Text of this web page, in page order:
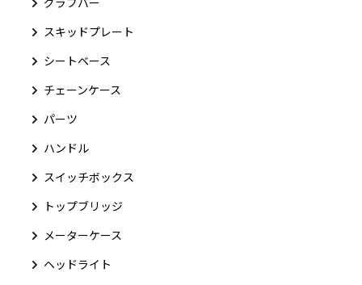
スキッドプレート
シートベース
チェーンケース
パーツ
ハンドル
スイッチボックス
トップブリッジ
メーターケース
ヘッドライト